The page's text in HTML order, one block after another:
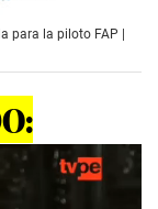
para la piloto FAP |